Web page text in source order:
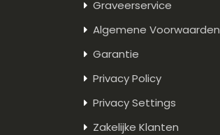
Graveerservice
Algemene Voorwaarden
Garantie
Privacy Policy
Privacy Settings
Zakelijke Klanten